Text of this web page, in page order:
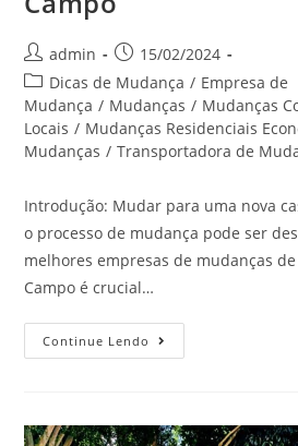
admin
15/02/2024
Dicas de Mudança / Empresa de
Mudança / Mudanças / Mudanças
Locais / Mudanças Residenciais
Mudanças / Transportadora de
Introdução: Mudar para uma nova
o processo de mudança pode ser
melhores empresas de mudanças
Campo é crucial…
Continue Lendo